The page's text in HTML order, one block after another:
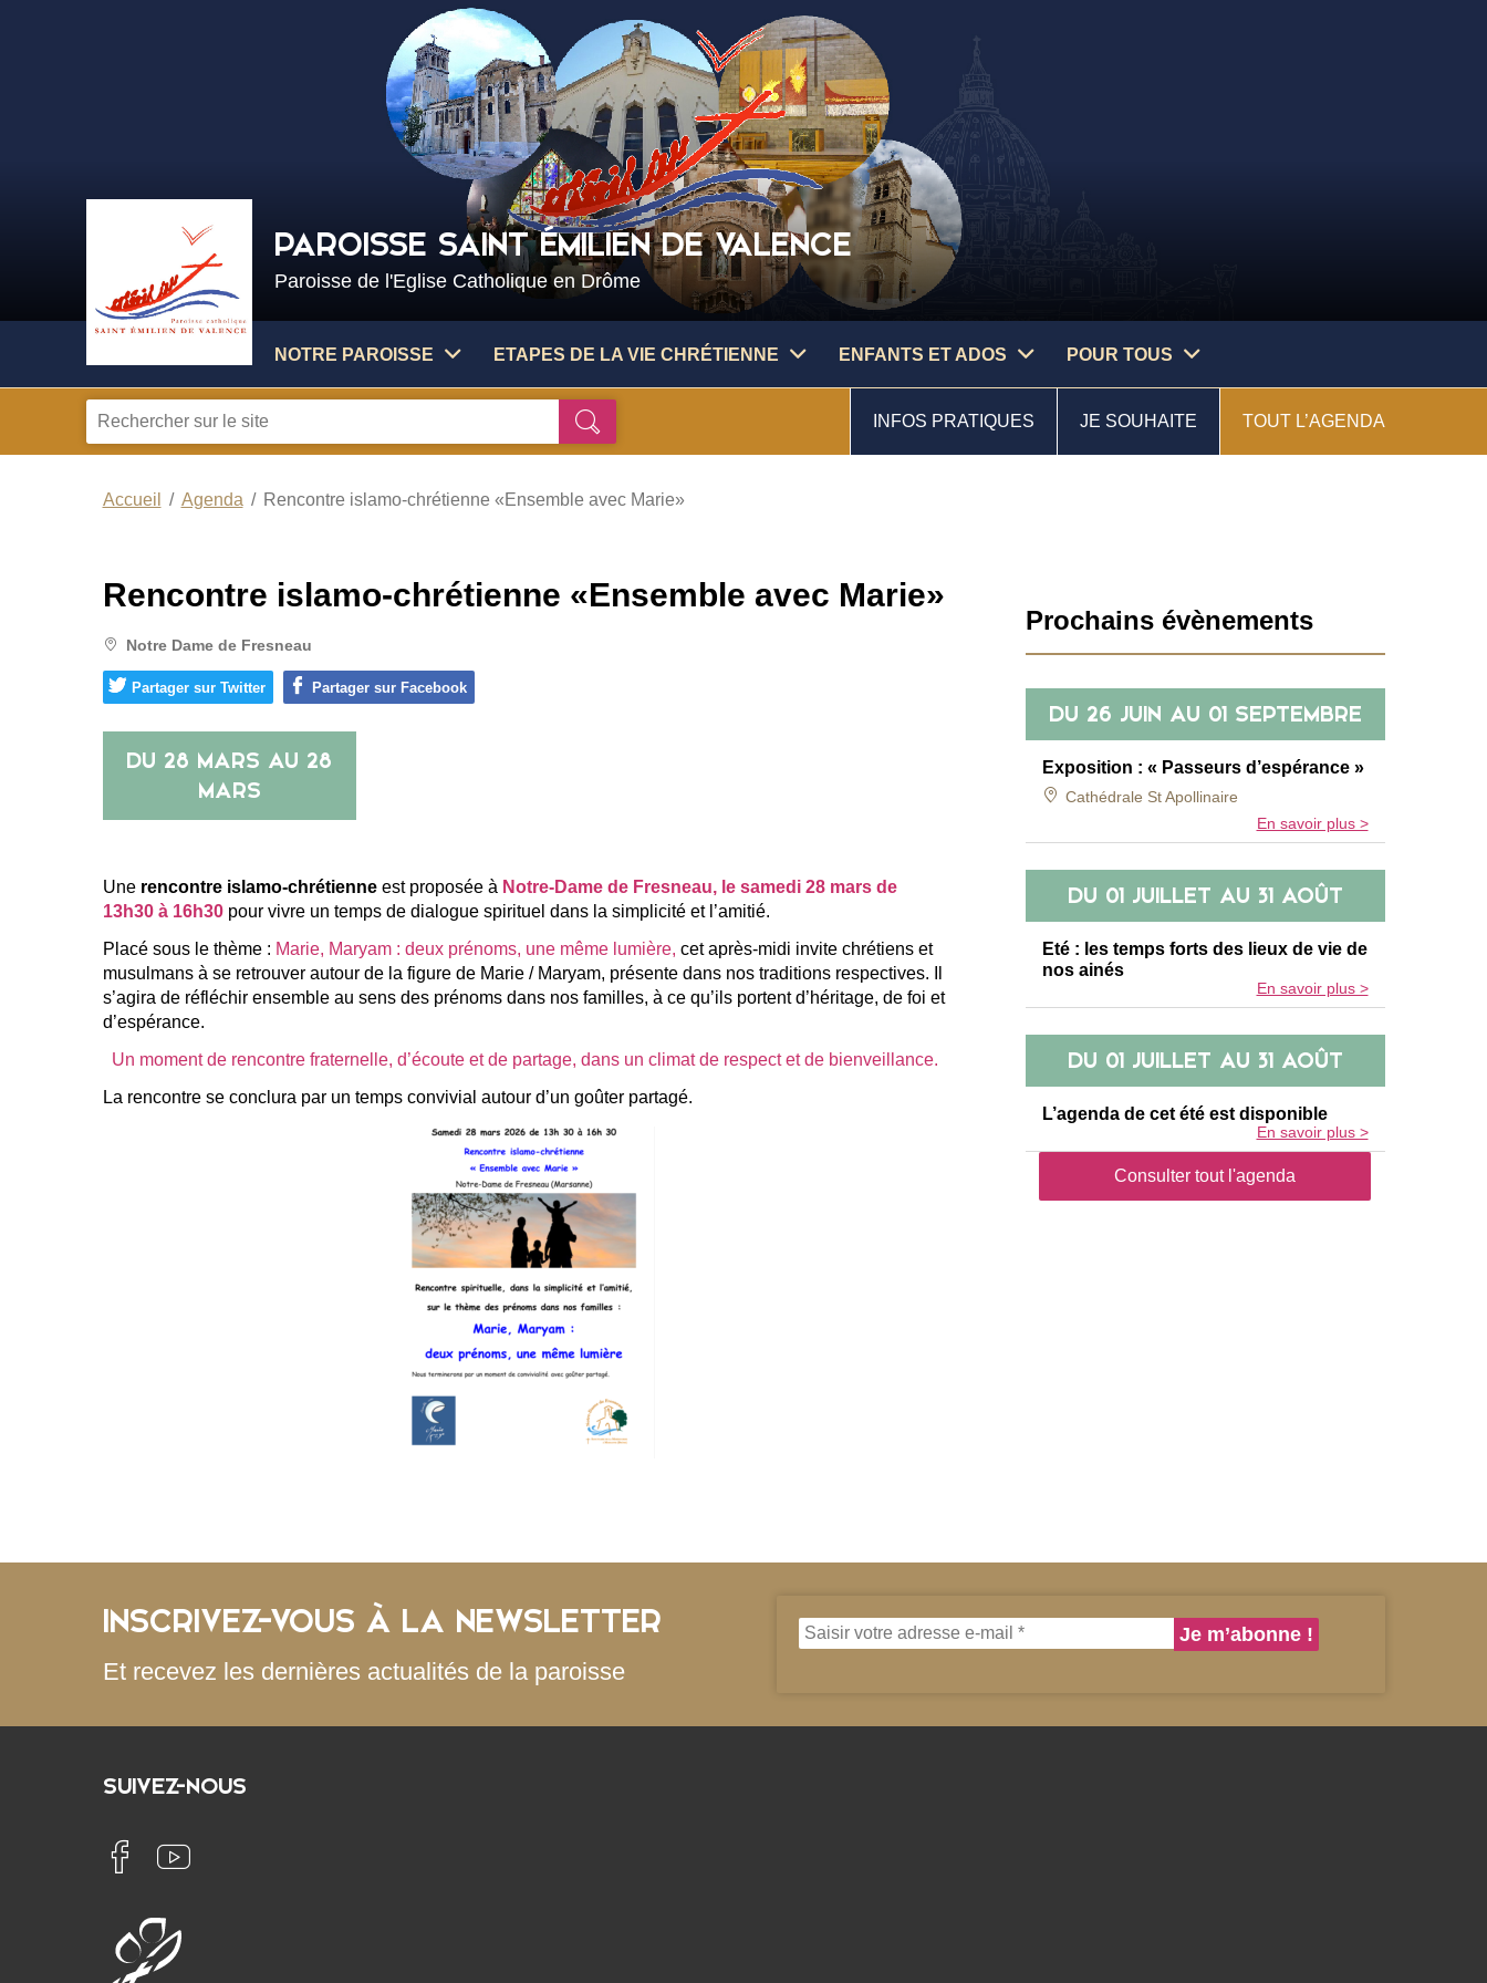
PAROISSE SAINT ÉMILIEN DE VALENCE
Paroisse de l'Eglise Catholique en Drôme
NOTRE PAROISSE ETAPES DE LA VIE CHRÉTIENNE ENFANTS ET ADOS POUR TOUS
recherche
Ok INFOS PRATIQUES JE SOUHAITE TOUT L’AGENDA
Accueil Agenda Rencontre islamo-chrétienne «Ensemble avec Marie»
Rencontre islamo-chrétienne «Ensemble avec Marie»
Notre Dame de Fresneau
Partager sur Twitter Partager sur Facebook
DU 28 MARS AU 28
MARS
Une rencontre islamo-chrétienneest proposée à Notre-Dame de Fresneau, le samedi 28 mars de
13h30 à 16h30pour vivre un temps de dialogue spirituel dans la simplicité et l’amitié.
Placé sous le thème : Marie, Maryam : deux prénoms, une même lumière, cet après-midi invite chrétiens et
musulmans à se retrouver autour de la figure de Marie / Maryam, présente dans nos traditions respectives. Il
s’agira de réfléchir ensemble au sens des prénoms dans nos familles, à ce qu’ils portent d’héritage, de foi et
d’espérance.
Un moment de rencontre fraternelle, d’écoute et de partage, dans un climat de respect et de bienveillance.
La rencontre se conclura par un temps convivial autour d’un goûter partagé.
latérale
Prochains évènements
DU 26 JUIN AU 01 SEPTEMBRE
Exposition : « Passeurs d’espérance »
Cathédrale St Apollinaire
En savoir plus >
DU 01 JUILLET AU 31 AOÛT
Eté : les temps forts des lieux de vie de
nos ainés
En savoir plus >
DU 01 JUILLET AU 31 AOÛT
L’agenda de cet été est disponible
En savoir plus >
Consulter tout l'agenda
INSCRIVEZ-VOUS À LA NEWSLETTER
Et recevez les dernières actualités de la paroisse
SUIVEZ-NOUS